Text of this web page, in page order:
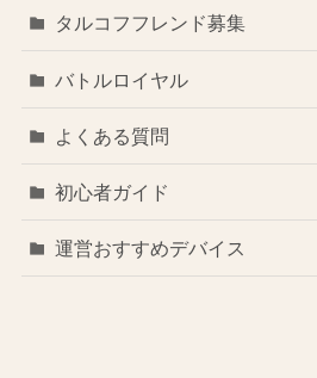
タルコフフレンド募集
バトルロイヤル
よくある質問
初心者ガイド
運営おすすめデバイス